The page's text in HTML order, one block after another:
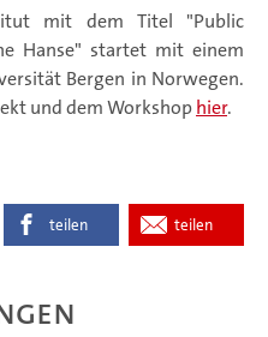
mit dem Titel "Public
Hanse" startet mit einem
Bergen in Norwegen.
und dem Workshophier.
teilen teilen